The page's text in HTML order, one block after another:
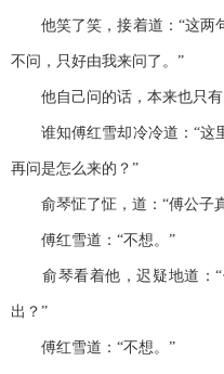
他笑了笑，接着道：“这两
不问，只好由我来问了。”
他自己问的话，本来也只有
谁知傅红雪却冷冷道：“这
再问是怎么来的？”
俞琴怔了怔，道：“傅公子
傅红雪道：“不想。”
俞琴看着他，迟疑地道：“
出？”
傅红雪道：“不想。”